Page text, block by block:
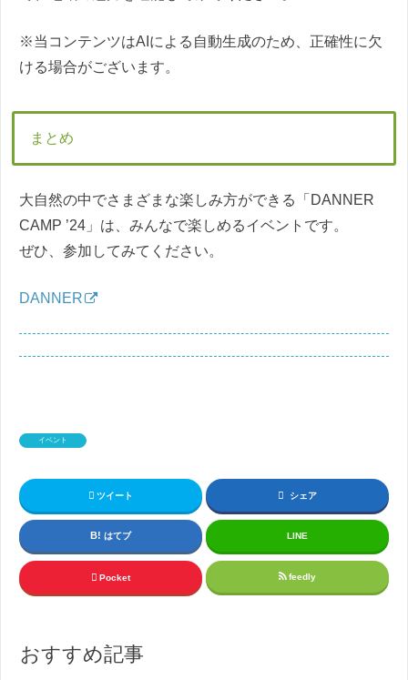
※当コンテンツはAIによる自動生成のため、正確性に欠
ける場合がございます。
まとめ
大自然の中でさまざまな楽しみ方ができる「DANNER
CAMP ’24」は、みんなで楽しめるイベントです。
ぜひ、参加してみてください。
DANNER
イベント
ツイート シェア
はてブ LINE
Pocket feedly
おすすめ記事